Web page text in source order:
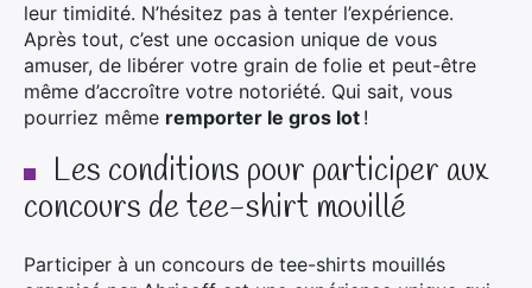
leur timidité. N’hésitez pas à tenter l’expérience.
Après tout, c’est une occasion unique de vous
amuser, de libérer votre grain de folie et peut-être
même d’accroître votre notoriété. Qui sait, vous
pourriez même remporter le gros lot !
Les conditions pour participer aux
concours de tee-shirt mouillé
Participer à un concours de tee-shirts mouillés